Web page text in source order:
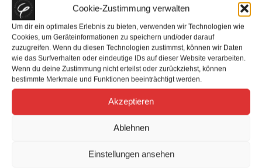
Cookie-Zustimmung verwalten
Um dir ein optimales Erlebnis zu bieten, verwenden wir Technologien wie
Cookies, um Geräteinformationen zu speichern und/oder darauf
zuzugreifen. Wenn du diesen Technologien zustimmst, können wir Daten
wie das Surfverhalten oder eindeutige IDs auf dieser Website verarbeiten.
Wenn du deine Zustimmung nicht erteilst oder zurückziehst, können
bestimmte Merkmale und Funktionen beeinträchtigt werden.
Akzeptieren
Ablehnen
Einstellungen ansehen
Ähnliche Produkte